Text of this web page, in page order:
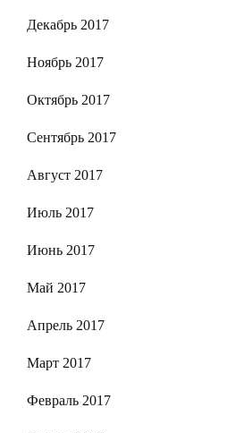
Декабрь 2017
Ноябрь 2017
Октябрь 2017
Сентябрь 2017
Август 2017
Июль 2017
Июнь 2017
Май 2017
Апрель 2017
Март 2017
Февраль 2017